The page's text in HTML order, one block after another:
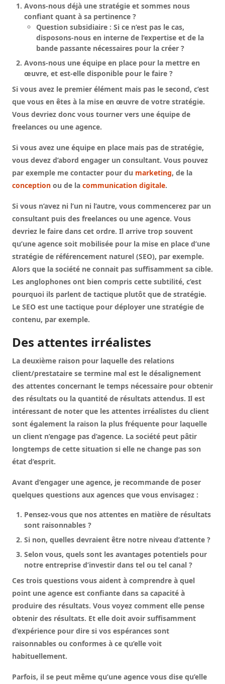
Avons-nous déjà une stratégie et sommes nous
confiant quant à sa pertinence ?
Question subsidiaire : Si ce n’est pas le cas,
disposons-nous en interne de l’expertise et de la
bande passante nécessaires pour la créer ?
Avons-nous une équipe en place pour la mettre en
œuvre, et est-elle disponible pour le faire ?
Si vous avez le premier élément mais pas le second, c’est
que vous en êtes à la mise en œuvre de votre stratégie.
Vous devriez donc vous tourner vers une équipe de
freelances ou une agence.
Si vous avez une équipe en place mais pas de stratégie,
vous devez d’abord engager un consultant. Vous pouvez
par exemple me contacter pour du marketing, de la
conception ou de la communication digitale.
Si vous n’avez ni l’un ni l’autre, vous commencerez par un
consultant puis des freelances ou une agence. Vous
devriez le faire dans cet ordre. Il arrive trop souvent
qu’une agence soit mobilisée pour la mise en place d’une
stratégie de référencement naturel (SEO), par exemple.
Alors que la société ne connait pas suffisamment sa cible.
Les anglophones ont bien compris cette subtilité, c’est
pourquoi ils parlent de tactique plutôt que de stratégie.
Le SEO est une tactique pour déployer une stratégie de
contenu, par exemple.
Des attentes irréalistes
La deuxième raison pour laquelle des relations
client/prestataire se termine mal est le désalignement
des attentes concernant le temps nécessaire pour obtenir
des résultats ou la quantité de résultats attendus. Il est
intéressant de noter que les attentes irréalistes du client
sont également la raison la plus fréquente pour laquelle
un client n’engage pas d’agence. La société peut pâtir
longtemps de cette situation si elle ne change pas son
état d’esprit.
Avant d’engager une agence, je recommande de poser
quelques questions aux agences que vous envisagez :
Pensez-vous que nos attentes en matière de résultats
sont raisonnables ?
Si non, quelles devraient être notre niveau d’attente ?
Selon vous, quels sont les avantages potentiels pour
notre entreprise d’investir dans tel ou tel canal ?
Ces trois questions vous aident à comprendre à quel
point une agence est confiante dans sa capacité à
produire des résultats. Vous voyez comment elle pense
obtenir des résultats. Et elle doit avoir suffisamment
d’expérience pour dire si vos espérances sont
raisonnables ou conformes à ce qu’elle voit
habituellement.
Parfois, il se peut même qu’une agence vous dise qu’elle